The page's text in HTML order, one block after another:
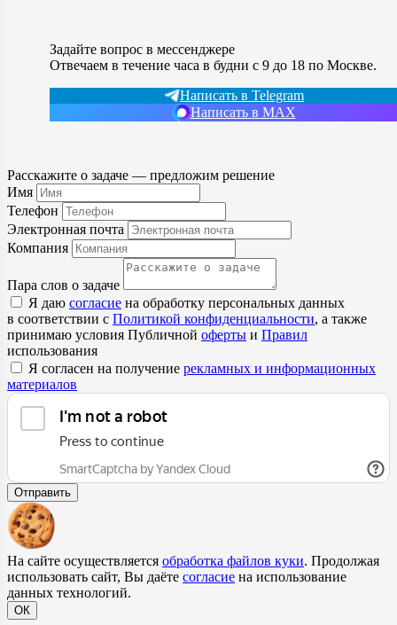
Задайте вопрос в мессенджере
Отвечаем в течение часа в будни с 9 до 18 по Москве.
Написать в Telegram
Написать в MAX
Расскажите о задаче — предложим решение
Имя
Телефон
Электронная почта
Компания
Пара слов о задаче
Я даю согласие на обработку персональных данных
в соответствии с Политикой конфиденциальности, а также
принимаю условия Публичной оферты и Правил
использования
Я согласен на получение рекламных и информационных
материалов
Отправить
На сайте осуществляется обработка файлов куки. Продолжая
использовать сайт, Вы даёте согласие на использование
данных технологий.
ОК